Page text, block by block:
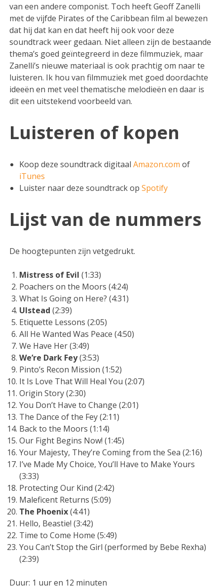
van een andere componist. Toch heeft Geoff Zanelli
met de vijfde Pirates of the Caribbean film al bewezen
dat hij dat kan en dat heeft hij ook voor deze
soundtrack weer gedaan. Niet alleen zijn de bestaande
thema’s goed geïntegreerd in deze filmmuziek, maar
Zanelli’s nieuwe materiaal is ook prachtig om naar te
luisteren. Ik hou van filmmuziek met goed doordachte
ideeën en met veel thematische melodieën en daar is
dit een uitstekend voorbeeld van.
Luisteren of kopen
Koop deze soundtrack digitaalAmazon.com of
iTunes
Luister naar deze soundtrack opSpotify
Lijst van de nummers
De hoogtepunten zijn vetgedrukt.
Mistress of Evil (1:33)
Poachers on the Moors (4:24)
What Is Going on Here? (4:31)
Ulstead(2:39)
Etiquette Lessons (2:05)
All He Wanted Was Peace (4:50)
We Have Her (3:49)
We’re Dark Fey(3:53)
Pinto’s Recon Mission (1:52)
It Is Love That Will Heal You (2:07)
Origin Story (2:30)
You Don’t Have to Change (2:01)
The Dance of the Fey (2:11)
Back to the Moors (1:14)
Our Fight Begins Now! (1:45)
Your Majesty, They’re Coming from the Sea (2:16)
I’ve Made My Choice, You’ll Have to Make Yours
(3:33)
Protecting Our Kind (2:42)
Maleficent Returns (5:09)
The Phoenix(4:41)
Hello, Beastie! (3:42)
Time to Come Home (5:49)
You Can’t Stop the Girl (performed by Bebe Rexha)
(2:39)
Duur: 1 uur en 12 minuten